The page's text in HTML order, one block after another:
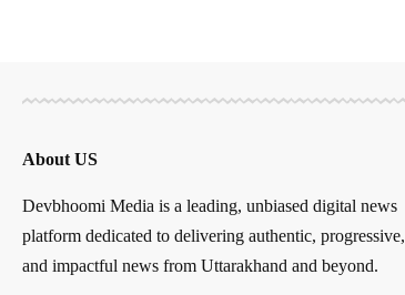
About US
Devbhoomi Media is a leading, unbiased digital news
platform dedicated to delivering authentic, progressive,
and impactful news from Uttarakhand and beyond.